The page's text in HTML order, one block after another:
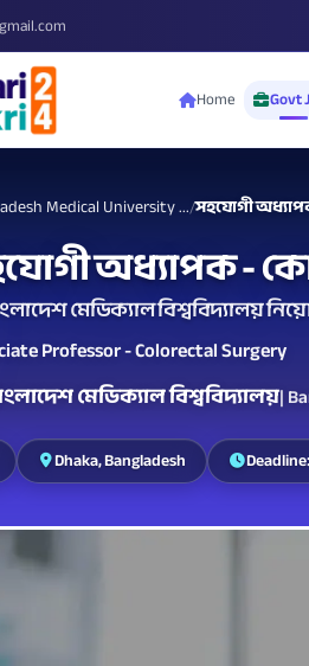
Home Govt
Medical University .../সহযোগী
অধ্যাপক -
মেডিক্যাল বিশ্ববিদ্যালয়
Professor - Colorectal Surgery
মেডিক্যাল বিশ্ববিদ্যালয়|
Dhaka, Bangladesh